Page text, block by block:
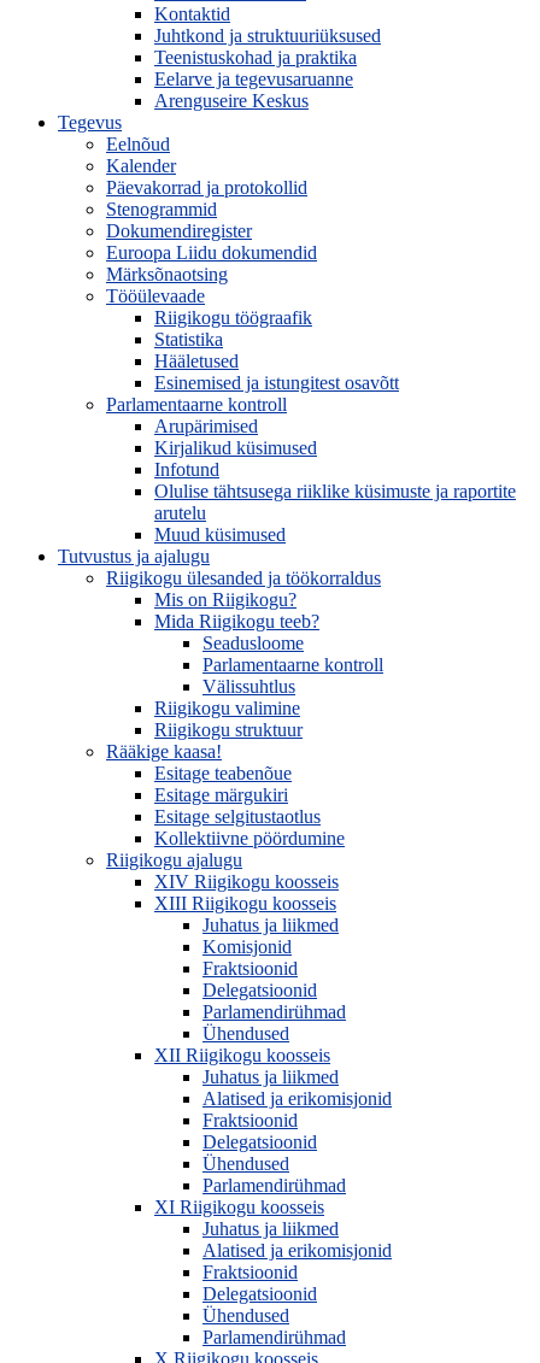
Kontaktid
Juhtkond ja struktuuriüksused
Teenistuskohad ja praktika
Eelarve ja tegevusaruanne
Arenguseire Keskus
Tegevus
Eelnõud
Kalender
Päevakorrad ja protokollid
Stenogrammid
Dokumendiregister
Euroopa Liidu dokumendid
Märksõnaotsing
Tööülevaade
Riigikogu töögraafik
Statistika
Hääletused
Esinemised ja istungitest osavõtt
Parlamentaarne kontroll
Arupärimised
Kirjalikud küsimused
Infotund
Olulise tähtsusega riiklike küsimuste ja raportite
arutelu
Muud küsimused
Tutvustus ja ajalugu
Riigikogu ülesanded ja töökorraldus
Mis on Riigikogu?
Mida Riigikogu teeb?
Seadusloome
Parlamentaarne kontroll
Välissuhtlus
Riigikogu valimine
Riigikogu struktuur
Rääkige kaasa!
Esitage teabenõue
Esitage märgukiri
Esitage selgitustaotlus
Kollektiivne pöördumine
Riigikogu ajalugu
XIV Riigikogu koosseis
XIII Riigikogu koosseis
Juhatus ja liikmed
Komisjonid
Fraktsioonid
Delegatsioonid
Parlamendirühmad
Ühendused
XII Riigikogu koosseis
Juhatus ja liikmed
Alatised ja erikomisjonid
Fraktsioonid
Delegatsioonid
Ühendused
Parlamendirühmad
XI Riigikogu koosseis
Juhatus ja liikmed
Alatised ja erikomisjonid
Fraktsioonid
Delegatsioonid
Ühendused
Parlamendirühmad
X Riigikogu koosseis